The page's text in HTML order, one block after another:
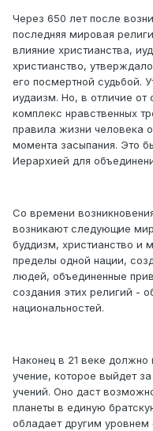
Через 650 лет после
последняя мировая
влияние христианства,
христианство,
его посмертной судьбой.
иудаизм. Но, в отличие от
комплекс нравственных
правила жизни человека
момента засыпания. Это
Иерархией для
Со времени
возникают следующие
буддизм, христианство и
пределы одной нации,
людей, объединенные
создания этих религий -
национальностей.
Наконец в 21 веке должно
учение, которое выйдет
учений. Оно даст
планеты в единую
обладает другим